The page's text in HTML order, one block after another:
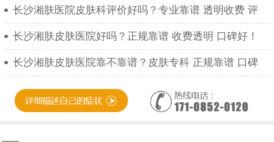
长沙湘肤医院皮肤科评价好吗？专业靠谱 透明收费 评
长沙湘肤皮肤医院好吗？正规靠谱 收费透明 口碑好！
长沙湘肤皮肤医院靠不靠谱？皮肤专科 正规靠谱 口碑